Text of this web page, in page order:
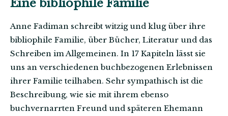
Eine bibliophile Familie
Anne Fadiman schreibt witzig und klug über ihre
bibliophile Familie, über Bücher, Literatur und das
Schreiben im Allgemeinen. In 17 Kapiteln lässt sie
uns an verschiedenen buchbezogenen Erlebnissen
ihrer Familie teilhaben. Sehr sympathisch ist die
Beschreibung, wie sie mit ihrem ebenso
buchvernarrten Freund und späteren Ehemann